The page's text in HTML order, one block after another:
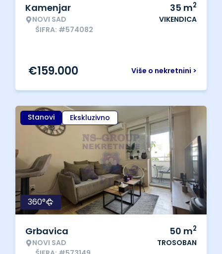
Kamenjar
NOVI SAD
ŠIFRA: #574082
35 m2
VIKENDICA
Više o nekretnini >
€159.000
Stanovi Ekskluzivno
360°
Grbavica
NOVI SAD
50 m2
TROSOBAN